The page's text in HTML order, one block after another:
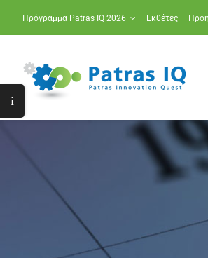
Μετάβαση
στο
περιεχόμενο
Πρόγραμμα Patras IQ 2026 Εκθέτες
Toggle
Sliding